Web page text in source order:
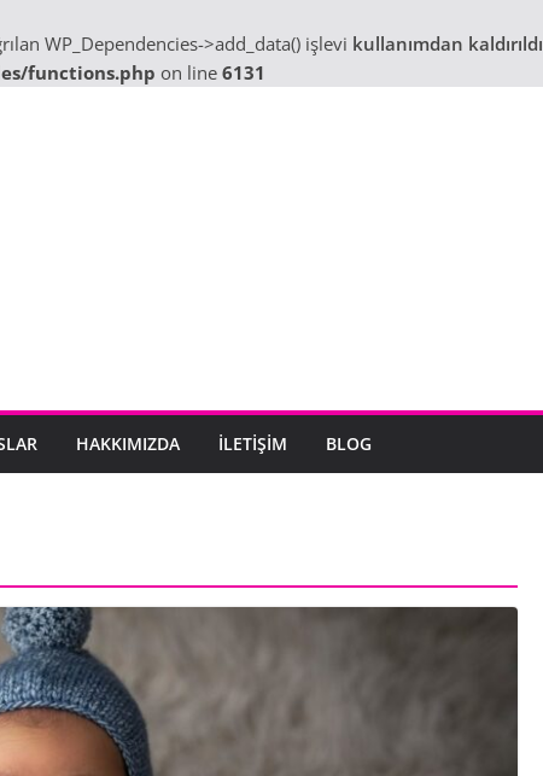
WP_Dependencies->add_data() işlevi kullanımdan kaldırıldı
functions.php on line 6131
HAKKIMIZDA İLETIŞIM BLOG